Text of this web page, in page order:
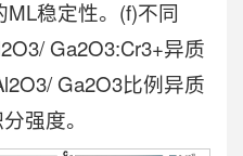
稳定性。(f)不同
Ga2O3:Cr3+异质
Ga2O3比例异质
强度。